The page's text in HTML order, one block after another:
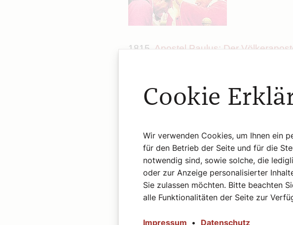
1815.Apostel Paulus: Der
Christentums.
Rund um Peter
geweiht. Der
1974 und 1999
Chefredakteurin
Cookie
Wir verwenden Cookies, um Ihnen ein
für den Betrieb der Seite und für die
notwendig sind, sowie solche, die
oder zur Anzeige personalisierter
Sie zulassen möchten. Bitte beachten
alle Funktionalitäten der Seite zur
Impressum • Datenschutz